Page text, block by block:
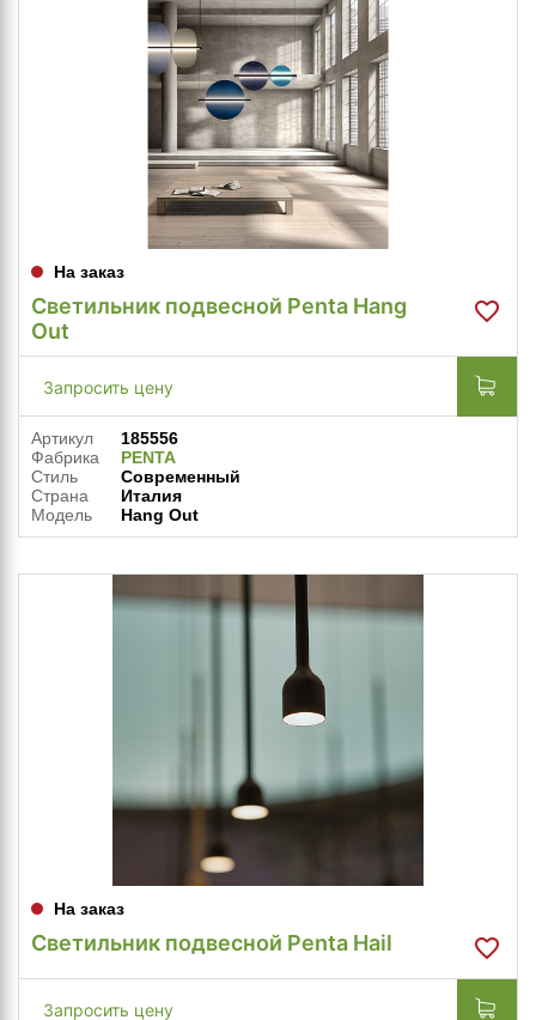
На заказ
Светильник подвесной Penta Hang
Out
Запросить цену
Артикул
185556
Фабрика
PENTA
Стиль
Современный
Страна
Италия
Модель
Hang Out
На заказ
Светильник подвесной Penta Hail
Запросить цену